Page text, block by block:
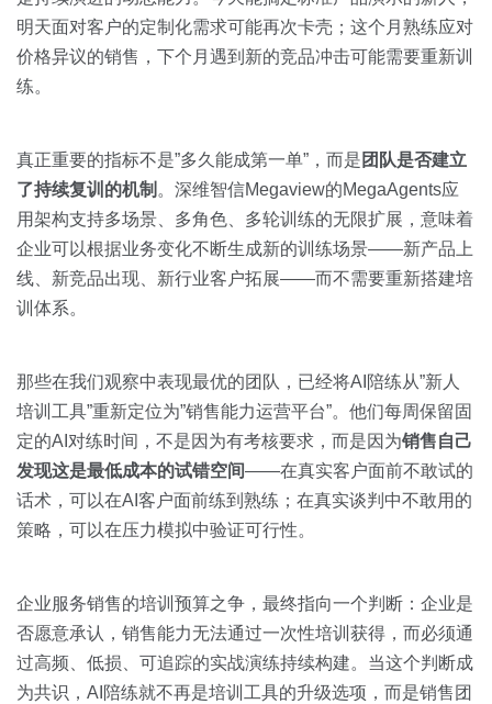
明天面对客户的定制化需求可能再次卡壳；这个月熟练应对
价格异议的销售，下个月遇到新的竞品冲击可能需要重新训
练。
真正重要的指标不是”多久能成第一单”，而是 团队是否建立
了持续复训的机制 。深维智信Megaview的MegaAgents应
用架构支持多场景、多角色、多轮训练的无限扩展，意味着
企业可以根据业务变化不断生成新的训练场景——新产品上
线、新竞品出现、新行业客户拓展——而不需要重新搭建培
训体系。
那些在我们观察中表现最优的团队，已经将AI陪练从”新人
培训工具”重新定位为”销售能力运营平台”。他们每周保留固
定的AI对练时间，不是因为有考核要求，而是因为销售自己
发现这是最低成本的试错空间——在真实客户面前不敢试的
话术，可以在AI客户面前练到熟练；在真实谈判中不敢用的
策略，可以在压力模拟中验证可行性。
企业服务销售的培训预算之争，最终指向一个判断：企业是
否愿意承认，销售能力无法通过一次性培训获得，而必须通
过高频、低损、可追踪的实战演练持续构建。当这个判断成
为共识，AI陪练就不再是培训工具的升级选项，而是销售团